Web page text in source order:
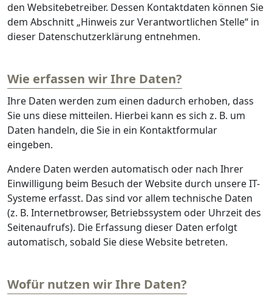
den Websitebetreiber. Dessen Kontaktdaten können Sie
dem Abschnitt „Hinweis zur Verantwortlichen Stelle“ in
dieser Datenschutzerklärung entnehmen.
Wie erfassen wir Ihre Daten?
Ihre Daten werden zum einen dadurch erhoben, dass
Sie uns diese mitteilen. Hierbei kann es sich z. B. um
Daten handeln, die Sie in ein Kontaktformular
eingeben.
Andere Daten werden automatisch oder nach Ihrer
Einwilligung beim Besuch der Website durch unsere IT-
Systeme erfasst. Das sind vor allem technische Daten
(z. B. Internetbrowser, Betriebssystem oder Uhrzeit des
Seitenaufrufs). Die Erfassung dieser Daten erfolgt
automatisch, sobald Sie diese Website betreten.
Wofür nutzen wir Ihre Daten?